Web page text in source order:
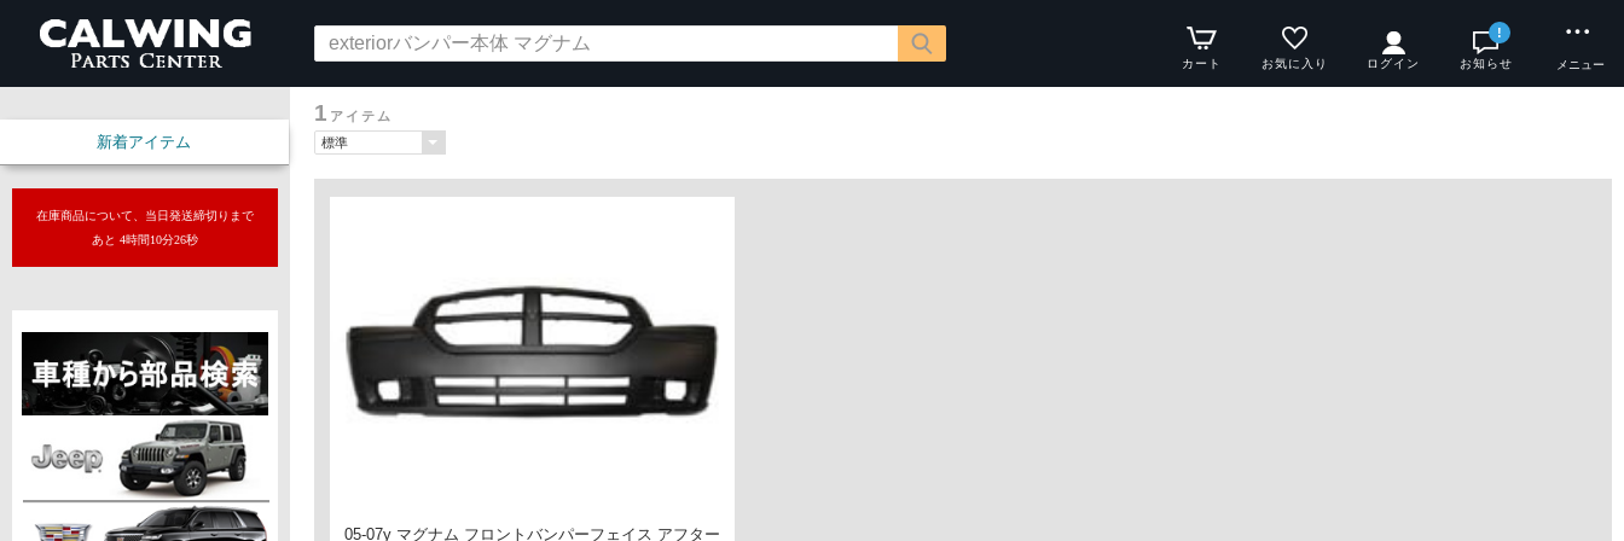
カート お気に入り ログイン
!
お知らせ メニュー
新着アイテム
在庫商品について、当日発送締切りまで
あと 4時間10分25秒
1 アイテム
05-07y マグナム フロントバンパーフェイス アフター